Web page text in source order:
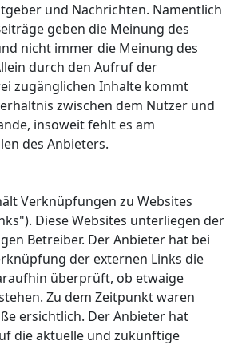
und Nachrichten. Namentlich
geben die Meinung des
nicht immer die Meinung des
durch den Aufruf der
zugänglichen Inhalte kommt
zwischen dem Nutzer und
insoweit fehlt es am
des Anbieters.
Verknüpfungen zu Websites
Diese Websites unterliegen der
Betreiber. Der Anbieter hat bei
der externen Links die
überprüft, ob etwaige
Zu dem Zeitpunkt waren
ersichtlich. Der Anbieter hat
die aktuelle und zukünftige